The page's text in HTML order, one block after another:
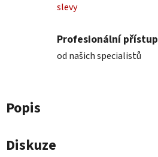
slevy
Profesionální přístup
od našich specialistů
Popis
Diskuze